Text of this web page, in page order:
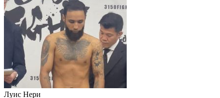
Луис Нери